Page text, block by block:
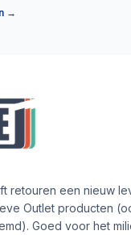
→
retouren een nieuw
Outlet producten
Goed voor het